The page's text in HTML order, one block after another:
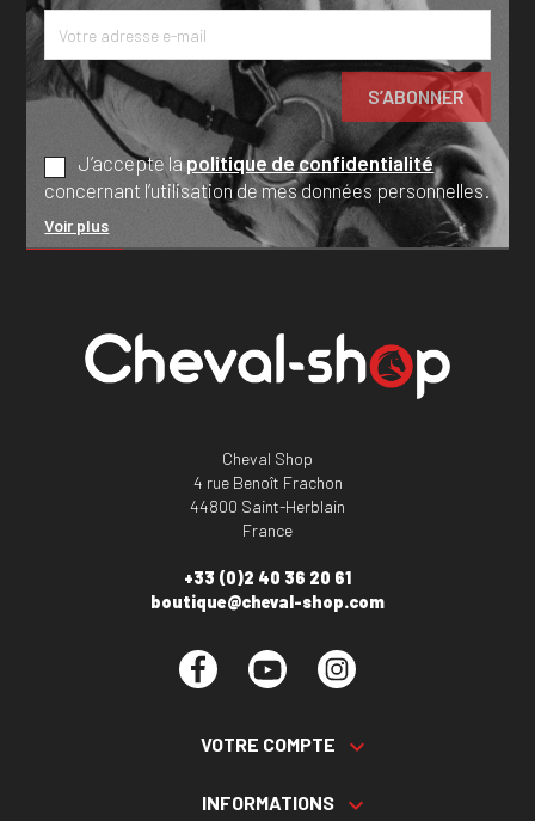
J’accepte lapolitique de confidentialité
concernant l’utilisation de mes données personnelles.
Voir plus
Cheval Shop
4 rue Benoît Frachon
44800 Saint-Herblain
France
+33 (0)2 40 36 20 61
boutique@cheval-shop.com
Facebook YouTube
VOTRE COMPTE 
INFORMATIONS 